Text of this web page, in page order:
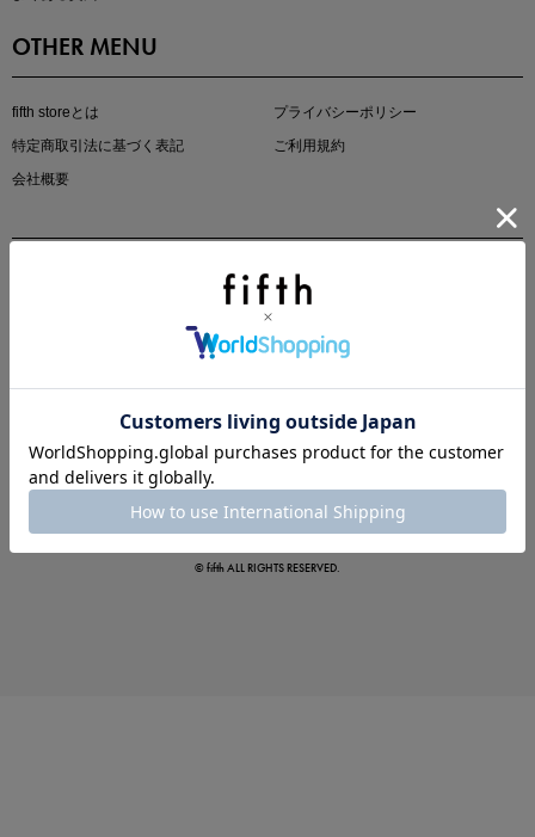
真夏のオフィスカジュアル
夏の即戦力ワンピ
OTHER MENU
fifth storeとは
プライバシーポリシー
特定商取引法に基づく表記
ご利用規約
会社概要
© fifth ALL RIGHTS RESERVED.